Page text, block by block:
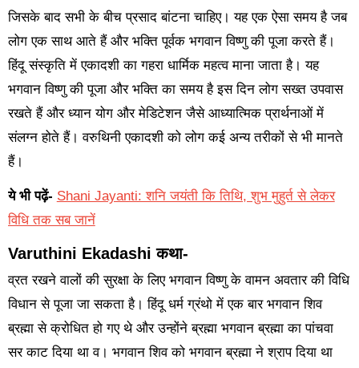
जिसके बाद सभी के बीच प्रसाद बांटना चाहिए। यह एक ऐसा समय है जब
लोग एक साथ आते हैं और भक्ति पूर्वक भगवान विष्णु की पूजा करते हैं।
हिंदू संस्कृति में एकादशी का गहरा धार्मिक महत्व माना जाता है। यह
भगवान विष्णु की पूजा और भक्ति का समय है इस दिन लोग सख्त उपवास
रखते हैं और ध्यान योग और मेडिटेशन जैसे आध्यात्मिक प्रार्थनाओं में
संलग्न होते हैं। वरुथिनी एकादशी को लोग कई अन्य तरीकों से भी मानते
हैं।
ये भी पढ़ें- Shani Jayanti: शनि जयंती कि तिथि, शुभ मुहुर्त से लेकर
विधि तक सब जानें
Varuthini Ekadashi कथा-
व्रत रखने वालों की सुरक्षा के लिए भगवान विष्णु के वामन अवतार की विधि
विधान से पूजा जा सकता है। हिंदू धर्म ग्रंथो में एक बार भगवान शिव
ब्रह्मा से क्रोधित हो गए थे और उन्होंने ब्रह्मा भगवान ब्रह्मा का पांचवा
सर काट दिया था व। भगवान शिव को भगवान ब्रह्मा ने श्राप दिया था